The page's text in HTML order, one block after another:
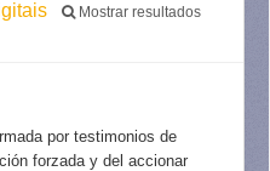
Mostrar resultados
por testimonios de
forzada y del accionar